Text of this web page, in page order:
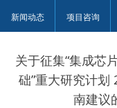
新闻动态 项目咨询
关于征集“集成芯
础”重大研究计划
南建议